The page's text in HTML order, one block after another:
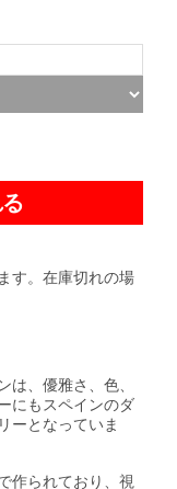
す。在庫切れの場
は、優雅さ、色、
にもスペインのダ
ーとなっていま
作られており、視